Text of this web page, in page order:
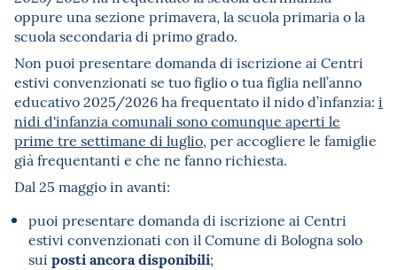
oppure una sezione primavera, la scuola primaria o la
scuola secondaria di primo grado.
Non puoi presentare domanda di iscrizione ai Centri
estivi convenzionati se tuo figlio o tua figlia nell’anno
educativo 2025/2026 ha frequentato il nido d’infanzia: i
nidi d'infanzia comunali sono comunque aperti le
prime tre settimane di luglio, per accogliere le famiglie
già frequentanti e che ne fanno richiesta.
Dal 25 maggio in avanti:
puoi presentare domanda di iscrizione ai Centri
estivi convenzionati con il Comune di Bologna solo
sui posti ancora disponibili;